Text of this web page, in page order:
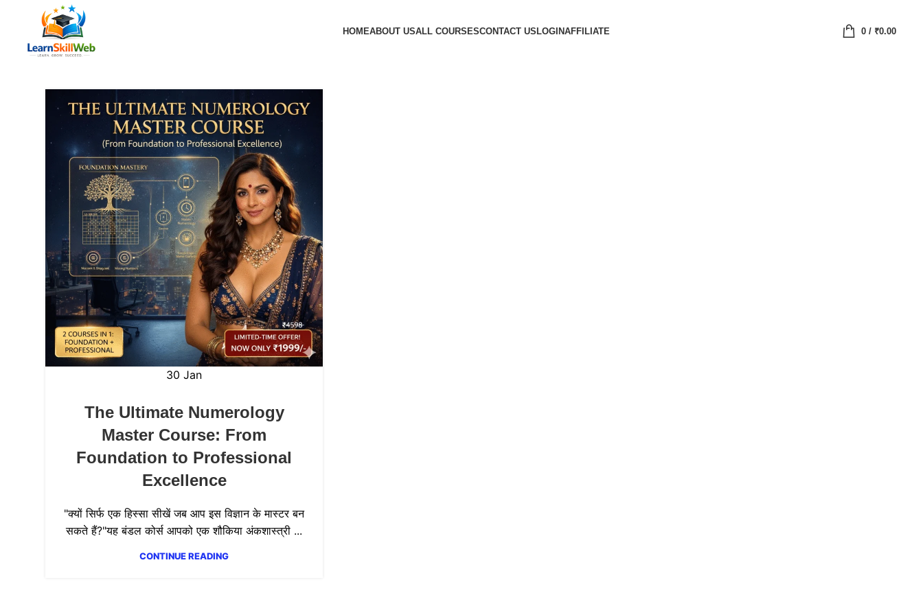
HOMEABOUT USALL COURSESCONTACT USLOGINAFFILIATE 0/ ₹0.00
30 Jan
The Ultimate Numerology
Master Course: From
Foundation to Professional
Excellence
"क्यों सिर्फ एक हिस्सा सीखें जब आप इस विज्ञान के मास्टर बन
सकते हैं?"यह बंडल कोर्स आपको एक शौकिया अंकशास्त्री ...
CONTINUE READING